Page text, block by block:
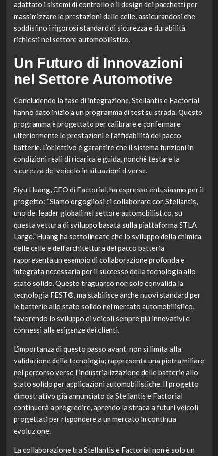
adattato i sistemi di controllo e il design dei pacchetti per
massimizzare le prestazioni delle celle, assicurandosi che
soddisfino i rigorosi standard di sicurezza e durabilità
richiesti nel settore automobilistico.
Un Futuro di Innovazioni
nel Settore Automotive
Concludendo la fase di integrazione, Stellantis e Factorial
hanno dato inizio a un programma di test su strada. Questo
programma è progettato per calibrare e confermare
ulteriormente le prestazioni e l’affidabilità del pacco
batterie. L’obiettivo è garantire che il sistema funzioni in
condizioni reali di ricarica e guida, nonché testare la
sicurezza del veicolo in situazioni diverse.
Siyu Huang, CEO di Factorial, ha espresso entusiasmo per il
progetto: “Siamo orgogliosi di collaborare con Stellantis,
uno dei leader globali nel settore automobilistico, su
questa vettura di sviluppo basata sulla piattaforma STLA
Large.” Huang ha sottolineato che lo sviluppo della chimica
delle celle e dell’architettura del pacco batteria
rappresenta un esempio di collaborazione profonda e
integrata necessaria per il successo della tecnologia allo
stato solido. Questo traguardo non solo convalida la
tecnologia FEST®, ma stabilisce anche nuovi standard per
le batterie allo stato solido nel mercato automobilistico,
favorendo lo sviluppo di veicoli sempre più innovativi e
connessi alle esigenze dei clienti.
L’importanza di questo passo avanti non si limita alla
validazione della tecnologia; rappresenta una pietra miliare
nel percorso verso l’industrializzazione delle batterie allo
stato solido per applicazioni automobilistiche. Il progetto
dimostrativo già annunciato da Stellantis e Factorial
continuerà a progredire, aprendo la strada a futuri veicoli
progettati per rispondere a un mercato in continua
evoluzione.
La collaborazione tra Stellantis e Factorial non è solo un